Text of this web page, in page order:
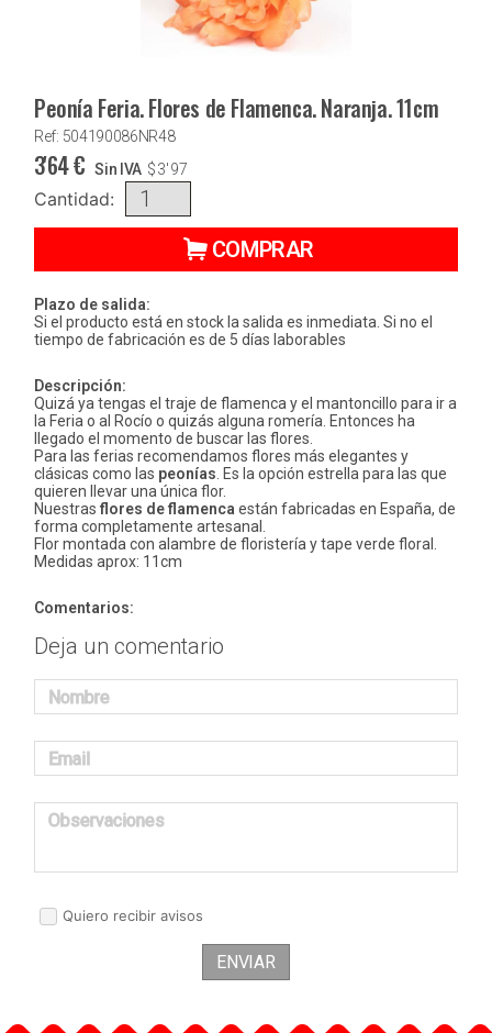
Peonía Feria. Flores de Flamenca. Naranja. 11cm
Ref: 504190086NR48
3'64€ Sin IVA $3'97
Cantidad:
COMPRAR
Plazo de salida:
Si el producto está en stock la salida es inmediata. Si no el
tiempo de fabricación es de 5 días laborables
Descripción:
Quizá ya tengas el traje de flamenca y el mantoncillo para ir a
la Feria o al Rocío o quizás alguna romería. Entonces ha
llegado el momento de buscar las flores.
Para las ferias recomendamos flores más elegantes y
clásicas como las peonías . Es la opción estrella para las que
quieren llevar una única flor.
Nuestras flores de flamenca están fabricadas en España, de
forma completamente artesanal.
Flor montada con alambre de floristería y tape verde floral.
Medidas aprox: 11cm
Comentarios:
Deja un comentario
Nombre
Email
Observaciones
Quiero recibir avisos
ENVIAR